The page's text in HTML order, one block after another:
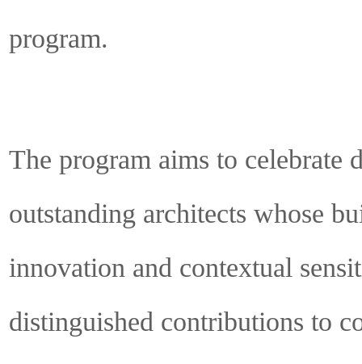
program.
The program aims to celebrate
outstanding architects whose
innovation and contextual
distinguished contributions to